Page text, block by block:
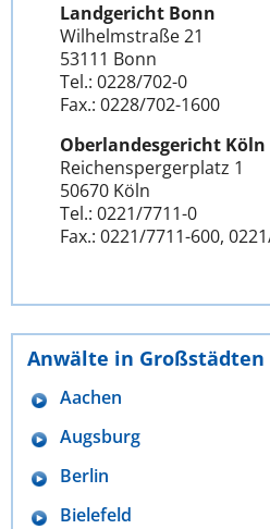
Landgericht Bonn
Wilhelmstraße 21
53111 Bonn
Tel.: 0228/702-0
Fax.: 0228/702-1600
Oberlandesgericht Köln
Reichenspergerplatz 1
50670 Köln
Tel.: 0221/7711-0
Fax.: 0221/7711-600,
Anwälte in Großstädten
Aachen
Augsburg
Berlin
Bielefeld